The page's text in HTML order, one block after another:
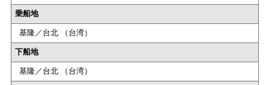
乗船地
基隆／台北 （台湾）
下船地
基隆／台北 （台湾）